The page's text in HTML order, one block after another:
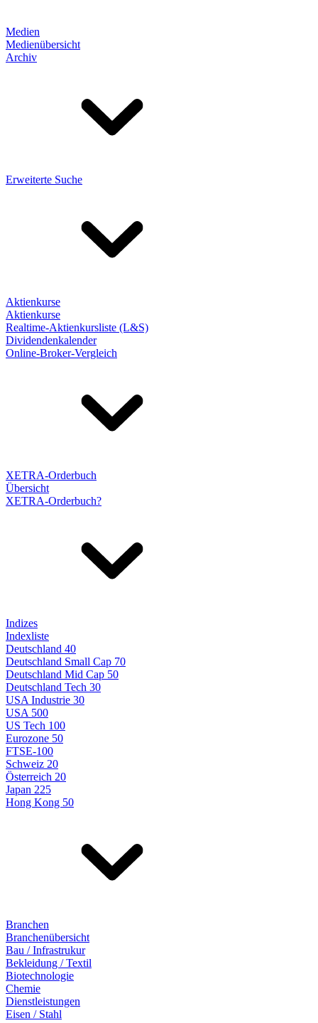
Medien
Medienübersicht
Archiv
Erweiterte Suche
Aktienkurse
Aktienkurse
Realtime-Aktienkursliste (L&S)
Dividendenkalender
Online-Broker-Vergleich
XETRA-Orderbuch
Übersicht
XETRA-Orderbuch?
Indizes
Indexliste
Deutschland 40
Deutschland Small Cap 70
Deutschland Mid Cap 50
Deutschland Tech 30
USA Industrie 30
USA 500
US Tech 100
Eurozone 50
FTSE-100
Schweiz 20
Österreich 20
Japan 225
Hong Kong 50
Branchen
Branchenübersicht
Bau / Infrastrukur
Bekleidung / Textil
Biotechnologie
Chemie
Dienstleistungen
Eisen / Stahl